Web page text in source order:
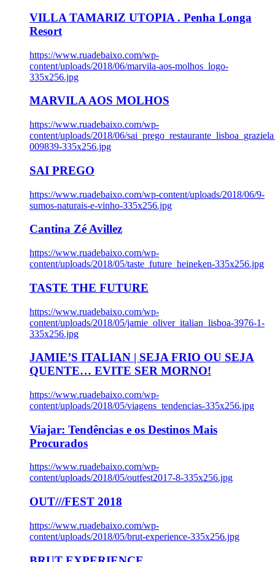
VILLA TAMARIZ UTOPIA . Penha Longa
Resort
https://www.ruadebaixo.com/wp-
content/uploads/2018/06/marvila-aos-molhos_logo-
335x256.jpg
MARVILA AOS MOLHOS
https://www.ruadebaixo.com/wp-
content/uploads/2018/06/
009839-335x256.jpg
SAI PREGO
https://www.ruadebaixo.com/wp-content/uploads/2018/06/9-
sumos-naturais-e-vinho-335x256.jpg
Cantina Zé Avillez
https://www.ruadebaixo.com/wp-
content/uploads/2018/05/taste_future_heineken-335x256.jpg
TASTE THE FUTURE
https://www.ruadebaixo.com/wp-
content/uploads/2018/05/jamie_oliver_italian_lisboa-3976-1-
335x256.jpg
JAMIE’S ITALIAN | SEJA FRIO OU SEJA
QUENTE… EVITE SER MORNO!
https://www.ruadebaixo.com/wp-
content/uploads/2018/05/viagens_tendencias-335x256.jpg
Viajar: Tendências e os Destinos Mais
Procurados
https://www.ruadebaixo.com/wp-
content/uploads/2018/05/outfest2017-8-335x256.jpg
OUT///FEST 2018
https://www.ruadebaixo.com/wp-
content/uploads/2018/05/brut-experience-335x256.jpg